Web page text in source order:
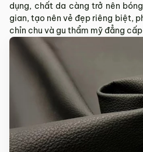
dụng, chất da càng trở nên
gian, tạo nên vẻ đẹp riêng biệt,
chỉn chu và gu thẩm mỹ đẳng